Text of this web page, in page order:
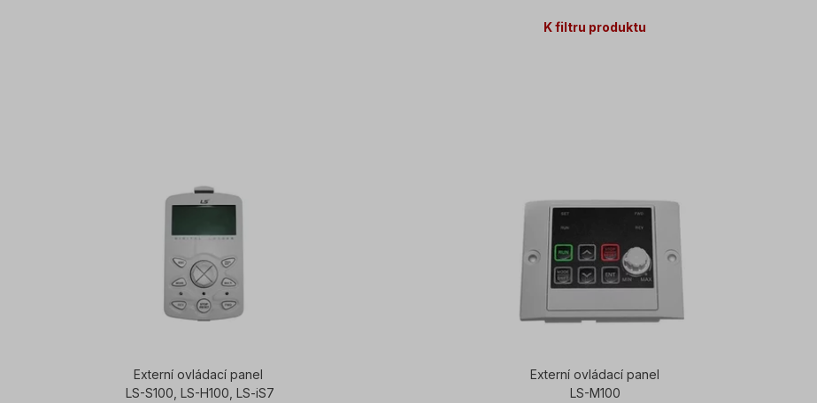
K filtru produktu
Externí ovládací panel
LS-S100, LS-H100, LS-iS7
Externí ovládací panel
LS-M100